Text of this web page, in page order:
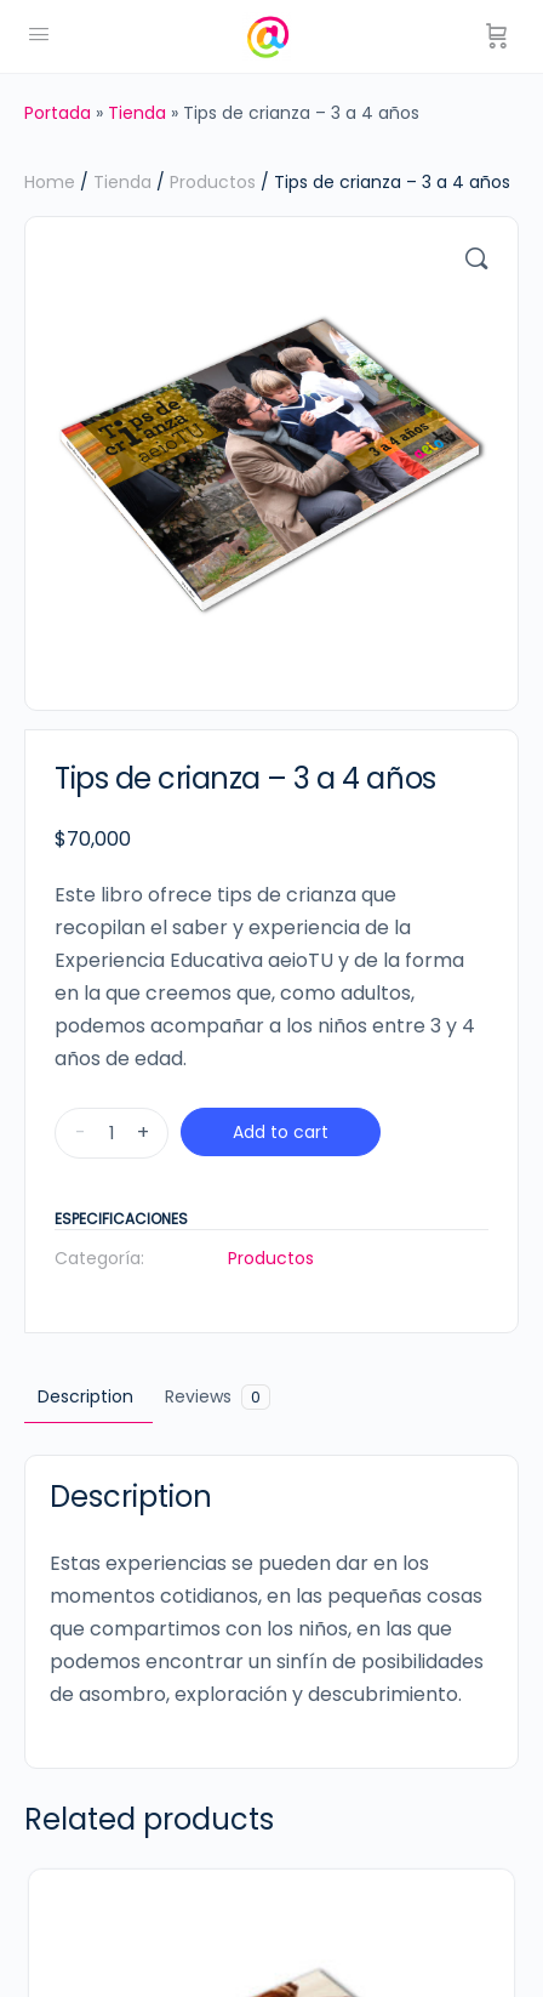
Portada » Tienda » Tips de crianza – 3 a 4 años
Home / Tienda / Productos / Tips de crianza – 3 a 4 años
Tips de crianza – 3 a 4 años
$70,000
Este libro ofrece tips de crianza que
recopilan el saber y experiencia de la
Experiencia Educativa aeioTU y de la forma
en la que creemos que, como adultos,
podemos acompañar a los niños entre 3 y 4
años de edad.
de
-
3
cantidad
- + Add to cart
ESPECIFICACIONES
Categoría: Productos
Description Reviews 0
Description
Estas experiencias se pueden dar en los
momentos cotidianos, en las pequeñas cosas
que compartimos con los niños, en las que
podemos encontrar un sinfín de posibilidades
de asombro, exploración y descubrimiento.
Related products